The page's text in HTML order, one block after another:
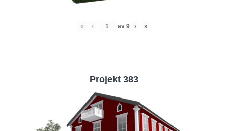
« ‹ av 9 › »
Projekt 383